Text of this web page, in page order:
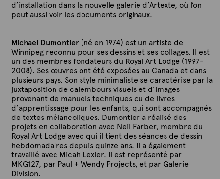
d’installation dans la nouvelle galerie d’Artexte, où l’on
peut aussi voir les documents originaux.
Michael Dumontier(né en 1974) est un artiste de
Winnipeg reconnu pour ses dessins et ses collages. Il est
un des membres fondateurs du Royal Art Lodge (1997-
2008). Ses œuvres ont été exposées au Canada et dans
plusieurs pays. Son style minimaliste se caractérise par la
juxtaposition de calembours visuels et d’images
provenant de manuels techniques ou de livres
d’apprentissage pour les enfants, qui sont accompagnés
de textes mélancoliques. Dumontier a réalisé des
projets en collaboration avec Neil Farber, membre du
Royal Art Lodge avec qui il tient des séances de dessin
hebdomadaires depuis quinze ans. Il a également
travaillé avec Micah Lexier. Il est représenté par
MKG127, par Paul + Wendy Projects, et par Galerie
Division.